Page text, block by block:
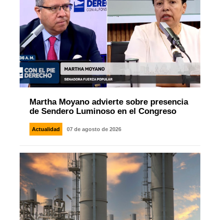
Martha Moyano advierte sobre presencia
de Sendero Luminoso en el Congreso
Actualidad 07 de agosto de 2026